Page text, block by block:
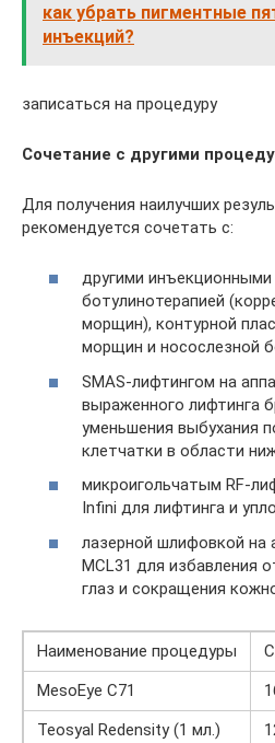
как убрать пигментные
инъекций?
записаться на процедуру
Сочетание с другими
Для получения наилучших
рекомендуется сочетать с:
другими
ботулинотерапией
морщин), контурной
морщин и носослезной
SMAS-лифтингом на
выраженного лифтинга
уменьшения выбухания
клетчатки в области
микроигольчатым RF-
Infini для лифтинга и
лазерной шлифовкой на
MCL31 для избавления
глаз и сокращения
Наименование процедуры
MesoEye C71
Teosyal Redensity (1 мл.)